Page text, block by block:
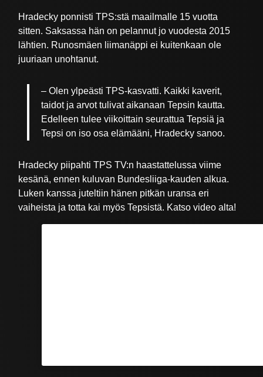
Hradecky ponnisti TPS:stä maailmalle 15 vuotta
sitten. Saksassa hän on pelannut jo vuodesta 2015
lähtien. Runosmäen liimanäppi ei kuitenkaan ole
juuriaan unohtanut.
– Olen ylpeästi TPS-kasvatti. Kaikki kaverit,
taidot ja arvot tulivat aikanaan Tepsin kautta.
Edelleen tulee viikoittain seurattua Tepsiä ja
Tepsi on iso osa elämääni, Hradecky sanoo.
Hradecky piipahti TPS TV:n haastattelussa viime
kesänä, ennen kuluvan Bundesliiga-kauden alkua.
Luken kanssa juteltiin hänen pitkän uransa eri
vaiheista ja totta kai myös Tepsistä. Katso video alta!